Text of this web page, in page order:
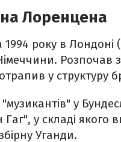
Лоренцена
року в Лондоні
Розпочав
у структуру
у
у складі якого
Уганди.